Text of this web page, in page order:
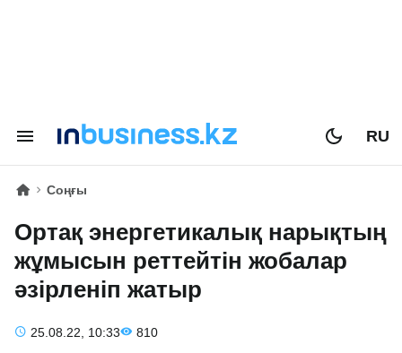
RU
Соңғы
Ортақ энергетикалық нарықтың
жұмысын реттейтін жобалар
әзірленіп жатыр
25.08.22, 10:33 810